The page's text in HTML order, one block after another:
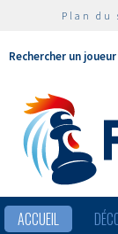
Plan du
Rechercher un joueur
ACCUEIL